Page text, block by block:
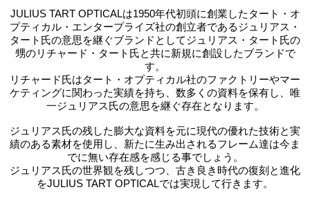
JULIUS TART OPTICALは1950年代初頭に創業したタート・オ
プティカル・エンタープライズ社の創立者であるジュリアス・
タート氏の意思を継ぐブランドとしてジュリアス・タート氏の
甥のリチャード・タート氏と共に新規に創設したブランドで
す。
リチャード氏はタート・オプティカル社のファクトリーやマー
ケティングに関わった実績を持ち、数多くの資料を保有し、唯
一ジュリアス氏の意思を継ぐ存在となります。
ジュリアス氏の残した膨大な資料を元に現代の優れた技術と実
績のある素材を使用し、新たに生み出されるフレーム達は今ま
でに無い存在感を感じる事でしょう。
ジュリアス氏の世界観を残しつつ、古き良き時代の復刻と進化
をJULIUS TART OPTICALでは実現して行きます。